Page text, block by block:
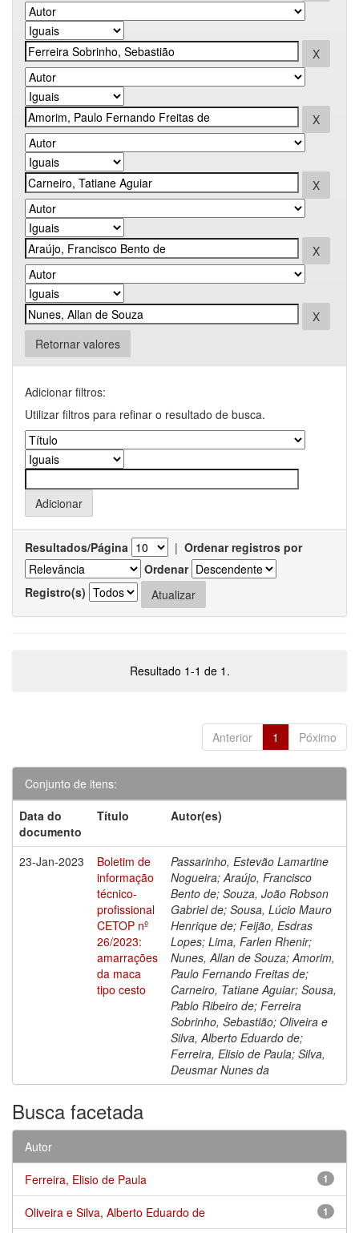
Retornar valores
Adicionar filtros:
Utilizar filtros para refinar o resultado de busca.
Resultados/Página | Ordenar registros por
Ordenar
Registro(s)
Resultado 1-1 de 1.
Anterior 1 Póximo
Conjunto de itens:
Data do
documento
Título Autor(es)
23-Jan-2023
Boletim de
informação
técnico-
profissional
CETOP nº
26/2023:
amarrações
da maca
tipo cesto
Passarinho, Estevão Lamartine
Nogueira; Araújo, Francisco
Bento de; Souza, João Robson
Gabriel de; Sousa, Lúcio Mauro
Henrique de; Feijão, Esdras
Lopes; Lima, Farlen Rhenir;
Nunes, Allan de Souza; Amorim,
Paulo Fernando Freitas de;
Carneiro, Tatiane Aguiar; Sousa,
Pablo Ribeiro de; Ferreira
Sobrinho, Sebastião; Oliveira e
Silva, Alberto Eduardo de;
Ferreira, Elisio de Paula; Silva,
Deusmar Nunes da
Busca facetada
Autor
1
Ferreira, Elisio de Paula
1
Oliveira e Silva, Alberto Eduardo de